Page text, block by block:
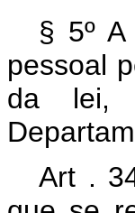
§ 5º
pessoal
da lei,
Art .